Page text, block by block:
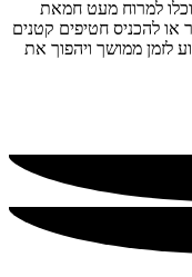
למרוח מעט חמאת
או להכניס חטיפים קטנים
לזמן ממושך ויהפוך את